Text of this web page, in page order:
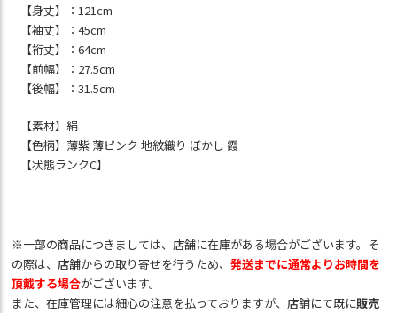
【身丈】：121cm
【袖丈】：45cm
【裄丈】：64cm
【前幅】：27.5cm
【後幅】：31.5cm
【素材】絹
【色柄】薄紫 薄ピンク 地紋織り ぼかし 霞
【状態ランクC】
※一部の商品につきましては、店舗に在庫がある場合がございます。そ
の際は、店舗からの取り寄せを行うため、発送までに通常よりお時間を
頂戴する場合がございます。
また、在庫管理には細心の注意を払っておりますが、店舗にて既に販売